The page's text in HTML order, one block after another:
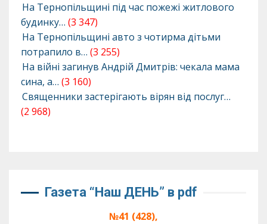
На Тернопільщині під час пожежі житлового
будинку… (3 347)
На Тернопільщині авто з чотирма дітьми
потрапило в… (3 255)
На війні загинув Андрій Дмитрів: чекала мама
сина, а… (3 160)
Священники застерігають вірян від послуг…
(2 968)
Газета “Наш ДЕНЬ” в pdf
№41 (428),